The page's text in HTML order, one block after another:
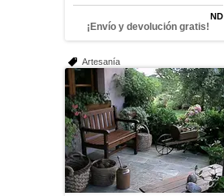
ND
¡Envío y devolución gratis!
Artesanía